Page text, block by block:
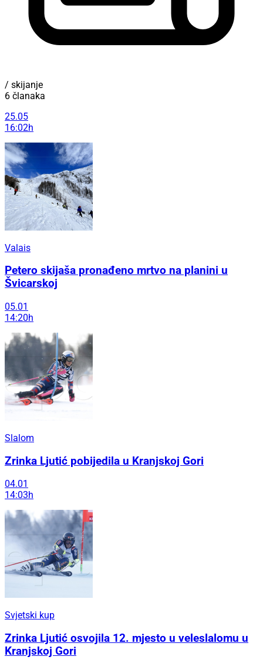
/ skijanje
6 članaka
25.05
16:02h
Valais
Petero skijaša pronađeno mrtvo na planini u
Švicarskoj
05.01
14:20h
Slalom
Zrinka Ljutić pobijedila u Kranjskoj Gori
04.01
14:03h
Svjetski kup
Zrinka Ljutić osvojila 12. mjesto u veleslalomu u
Kranjskoj Gori